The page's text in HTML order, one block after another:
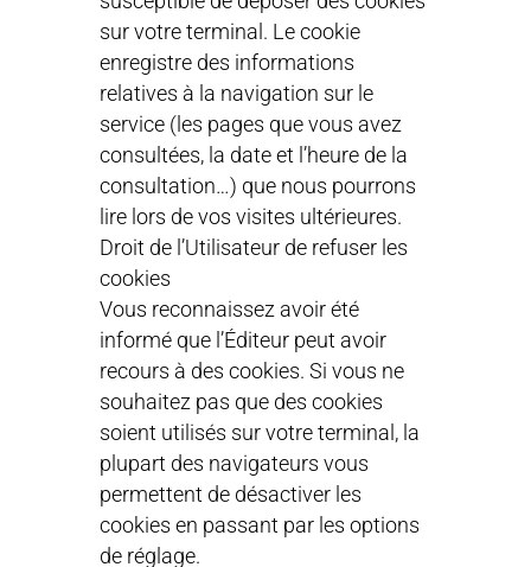
sur votre terminal. Le cookie
enregistre des informations
relatives à la navigation sur le
service (les pages que vous avez
consultées, la date et l’heure de la
consultation…) que nous pourrons
lire lors de vos visites ultérieures.
Droit de l’Utilisateur de refuser les
cookies
Vous reconnaissez avoir été
informé que l’Éditeur peut avoir
recours à des cookies. Si vous ne
souhaitez pas que des cookies
soient utilisés sur votre terminal, la
plupart des navigateurs vous
permettent de désactiver les
cookies en passant par les options
de réglage.